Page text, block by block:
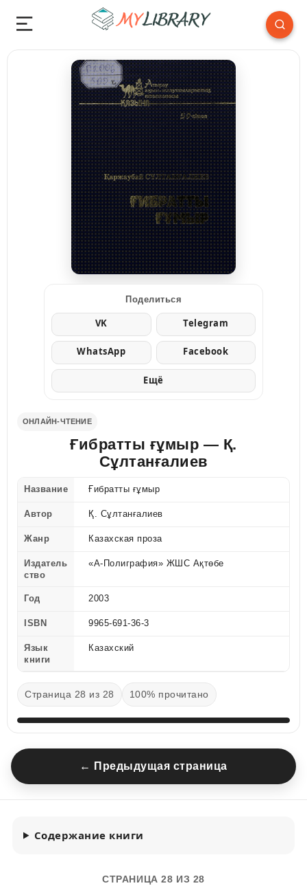
Поделиться
VK Telegram
WhatsApp Facebook
Ещё
ОНЛАЙН-ЧТЕНИЕ
Ғибратты ғұмыр — Қ.
Сұлтанғалиев
Название Ғибратты ғұмыр
Автор Қ. Сұлтанғалиев
Жанр Казахская проза
Издатель
ство
«А-Полиграфия» ЖШС Ақтөбе
Год 2003
ISBN 9965-691-36-3
Язык
книги
Казахский
Страница 28 из 28 100% прочитано
← Предыдущая страница
Содержание книги
СТРАНИЦА 28 ИЗ 28